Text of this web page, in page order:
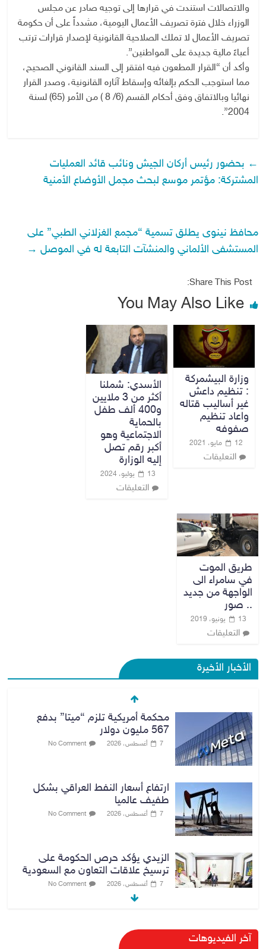
والاتصالات استندت في قرارها إلى توجيه صادر عن مجلس
الوزراء خلال فترة تصريف الأعمال اليومية، مشدداً على أن حكومة
تصريف الأعمال لا تملك الصلاحية القانونية لإصدار قرارات ترتب
أعباءً مالية جديدة على المواطنين”.
وأكد أن “القرار المطعون فيه افتقر إلى السند القانوني الصحيح،
مما استوجب الحكم بإلغائه وإسقاط آثاره القانونية، وصدر القرار
نهائيا وبالاتفاق وفق أحكام القسم (6/ 8 ) من الأمر (65) لسنة
2004”.
← بحضور رئيس أركان الجيش ونائب قائد العمليات
المشتركة: مؤتمر موسع لبحث مجمل الأوضاع الأمنية
محافظ نينوى يطلق تسمية “مجمع الغزلاني الطبي” على
المستشفى الألماني والمنشآت التابعة له في الموصل →
Share This Post:
You May Also Like
وزارة البيشمركة
: تنظيم داعش
غير أساليب قتاله
واعاد تنظيم
صفوفه
12 مايو، 2021
التعليقات
الأسدي: شملنا
أكثر من 3 ملايين
و400 ألف طفل
بالحماية
الاجتماعية وهو
أكبر رقم تصل
إليه الوزارة
13 يوليو، 2024
التعليقات
طريق الموت
في سامراء الى
الواجهة من جديد
.. صور
13 يونيو، 2019
التعليقات
الأخبار الأخيرة
محكمة أمريكية تلزم “ميتا” بدفع
567 مليون دولار
7 أغسطس، 2026 No Comment
ارتفاع أسعار النفط العراقي بشكل
طفيف عالميا
7 أغسطس، 2026 No Comment
الزيدي يؤكد حرص الحكومة على
ترسيخ علاقات التعاون مع السعودية
7 أغسطس، 2026 No Comment
وزارة الداخلية: الحدود العراقية تشهد
مستوى عالياً من الأمن والاستقرار
آخر الفيديوهات